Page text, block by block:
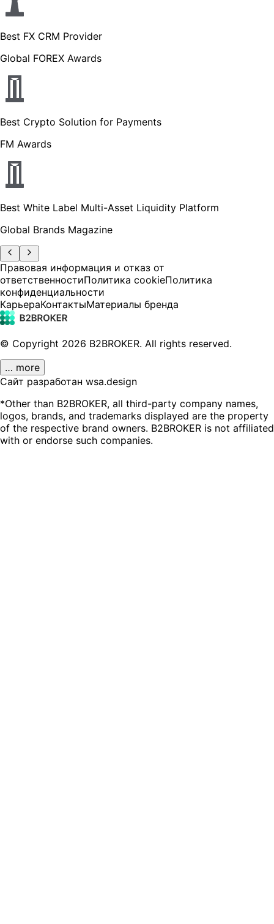
Best FX CRM Provider
Global FOREX Awards
Best Crypto Solution for Payments
FM Awards
Best White Label Multi-Asset Liquidity Platform
Global Brands Magazine
Правовая информация и отказ от
ответственностиПолитика cookieПолитика
конфиденциальности
КарьераКонтактыМатериалы бренда
© Copyright 2026 B2BROKER. All rights reserved.
… more
Сайт разработан wsa.design
*Other than B2BROKER, all third-party company names,
logos, brands, and trademarks displayed are the property
of the respective brand owners. B2BROKER is not affiliated
with or endorse such companies.